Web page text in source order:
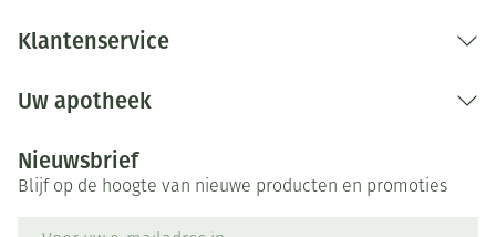
Klantenservice
Uw apotheek
Nieuwsbrief
Blijf op de hoogte van nieuwe producten en promoties